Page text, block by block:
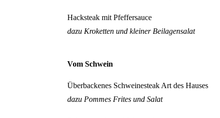
Hacksteak mit Pfeffersauce
dazu Kroketten und kleiner Beilagensalat
Vom Schwein
Überbackenes Schweinesteak Art des Hauses
dazu Pommes Frites und Salat